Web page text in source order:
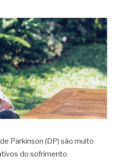
Parkinson (DP) são muito
do sofrimento